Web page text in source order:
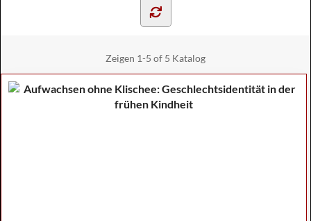
Zeigen 1-5 of 5 Katalog